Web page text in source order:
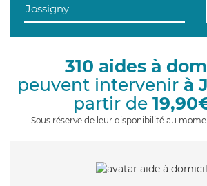
310 aides à
peuvent intervenir à
partir de
Sous réserve de leur disponibilité au